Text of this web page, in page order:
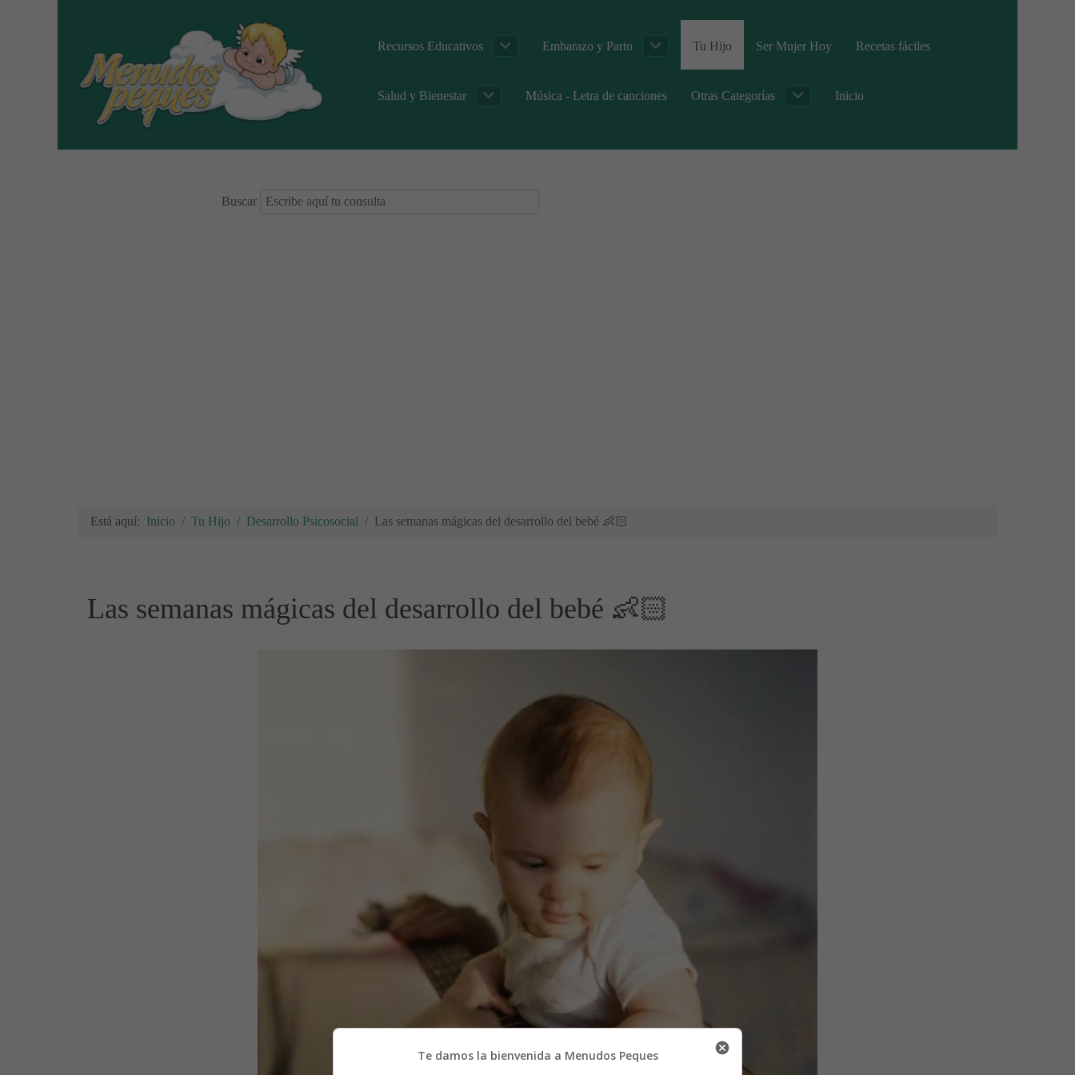
Recursos Educativos Embarazo y Parto Tu Hijo Ser Mujer Hoy Recetas fáciles
Salud y Bienestar Música - Letra de canciones Otras Categorías Inicio
Buscar
Está aquí: Inicio Tu Hijo Desarrollo Psicosocial Las semanas mágicas del desarrollo del bebé 👶🏻
Las semanas mágicas del desarrollo del bebé 👶🏻
Te damos la bienvenida a Menudos Peques